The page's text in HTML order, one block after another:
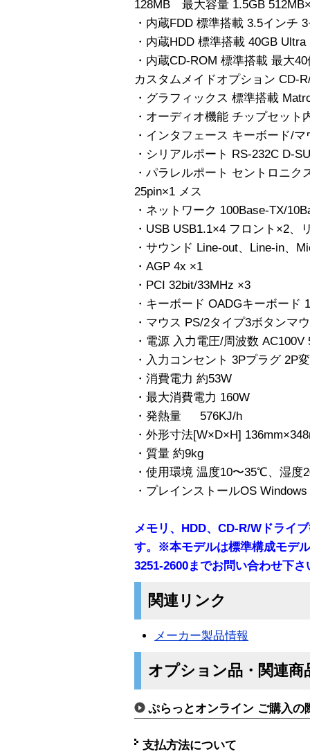
128MB 最大容量 1.5GB
・内蔵FDD 標準搭載 3.5インチ
・内蔵HDD 標準搭載 40GB
・内蔵CD-ROM 標準搭載 最大
カスタムメイドオプション CD-
・グラフィックス 標準搭載
・オーディオ機能 チップセット
・インタフェース キーボード/
・シリアルポート RS-232C D-
・パラレルポート セントロニク
25pin×1 メス
・ネットワーク 100Base-TX/
・USB USB1.1×4 フロント×2、
・サウンド Line-out、Line-in、
・AGP 4x ×1
・PCI 32bit/33MHz ×3
・キーボード OADGキーボード
・マウス PS/2タイプ3ボタンマ
・電源 入力電圧/周波数 AC100V
・入力コンセント 3Pプラグ 2P
・消費電力 約53W
・最大消費電力 160W
・発熱量 576KJ/h
・外形寸法[W×D×H]
・質量 約9kg
・使用環境 温度10〜35℃、湿度
・プレインストールOS
メモリ、HDD、CD-R/Wドライ
す。※本モデルは標準構成モデ
3251-2600までお問い合わせ下さ
関連リンク
メーカー製品情報
オプション品・関連商
ぷらっとオンライン ご購入の
支払方法について